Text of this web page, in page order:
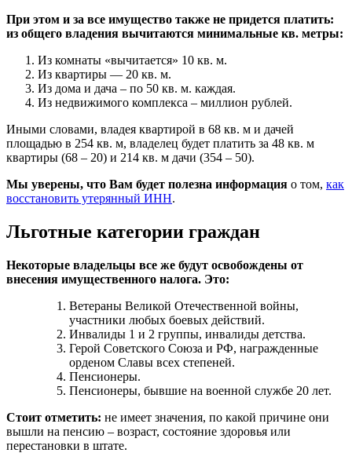
При этом и за все имущество также не придется платить:
из общего владения вычитаются минимальные кв. метры:
Из комнаты «вычитается» 10 кв. м.
Из квартиры — 20 кв. м.
Из дома и дача – по 50 кв. м. каждая.
Из недвижимого комплекса – миллион рублей.
Иными словами, владея квартирой в 68 кв. м и дачей
площадью в 254 кв. м, владелец будет платить за 48 кв. м
квартиры (68 – 20) и 214 кв. м дачи (354 – 50).
Мы уверены, что Вам будет полезна информация о том, как
восстановить утерянный ИНН.
Льготные категории граждан
Некоторые владельцы все же будут освобождены от
внесения имущественного налога. Это:
Ветераны Великой Отечественной войны,
участники любых боевых действий.
Инвалиды 1 и 2 группы, инвалиды детства.
Герой Советского Союза и РФ, награжденные
орденом Славы всех степеней.
Пенсионеры.
Пенсионеры, бывшие на военной службе 20 лет.
Стоит отметить: не имеет значения, по какой причине они
вышли на пенсию – возраст, состояние здоровья или
перестановки в штате.